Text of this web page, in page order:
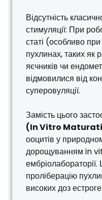
Відсутність
стимуляції: При
статі (особливо
пухлинах, таких як
яєчників чи
відмовилися від
суперовуляції.
Замість цього
(In Vitro
ооцитів у
дорощуванням in
проліберацію
високих доз